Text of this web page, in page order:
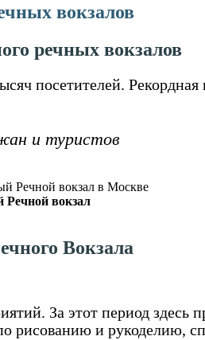
вокзалов
речных вокзалов
посетителей. Рекордная
и туристов
вокзал
Вокзала
За этот период здесь
рисованию и рукоделию,